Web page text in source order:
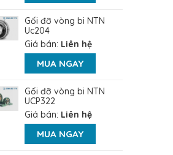
Gối đỡ vòng bi NTN
Uc204
Giá bán: Liên hệ
MUA NGAY
Gối đỡ vòng bi NTN
UCP322
Giá bán: Liên hệ
MUA NGAY